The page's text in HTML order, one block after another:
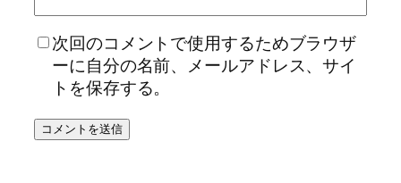
次回のコメントで使用するためブラウザ
ーに自分の名前、メールアドレス、サイ
トを保存する。